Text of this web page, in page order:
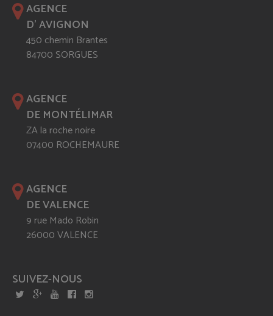
AGENCE
D' AVIGNON
450 chemin Brantes
84700 SORGUES
AGENCE
DE MONTÉLIMAR
ZA la roche noire
07400 ROCHEMAURE
AGENCE
DE VALENCE
9 rue Mado Robin
26000 VALENCE
SUIVEZ-NOUS